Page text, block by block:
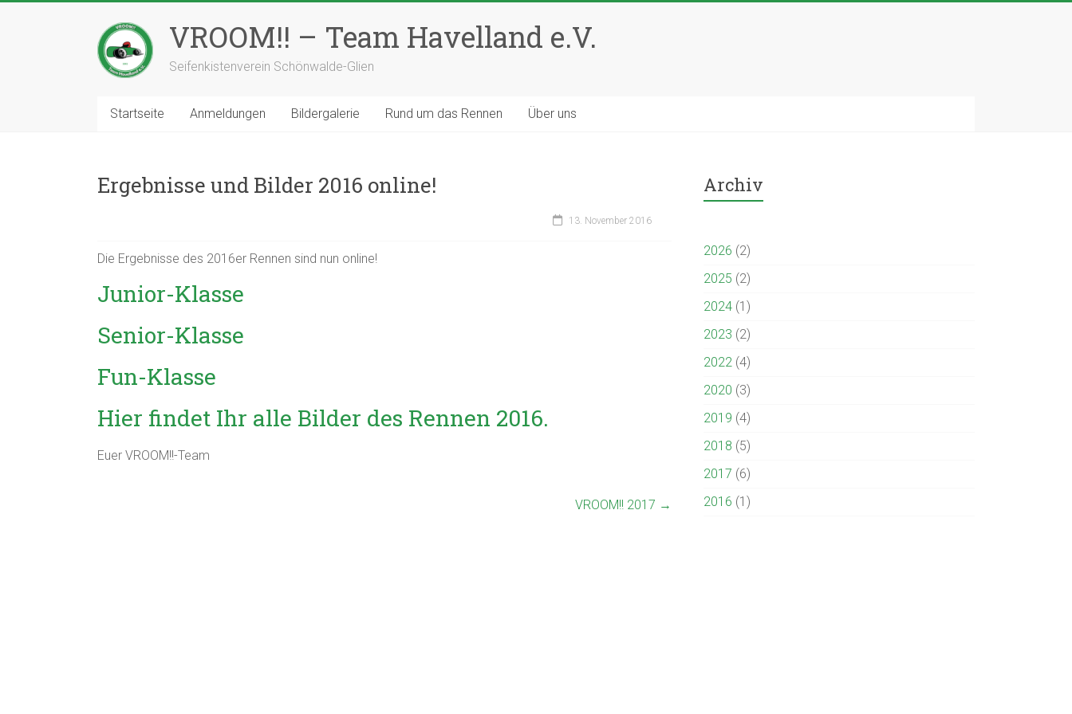
VROOM!! – Team Havelland e.V.
Seifenkistenverein Schönwalde-Glien
Startseite Anmeldungen Bildergalerie Rund um das Rennen Über uns
Ergebnisse und Bilder 2016 online!
13. November 2016
Die Ergebnisse des 2016er Rennen sind nun online!
Junior-Klasse
Senior-Klasse
Fun-Klasse
Hier findet Ihr alle Bilder des Rennen 2016.
Euer VROOM!!-Team
VROOM!! 2017 →
Archiv
2026 (2)
2025 (2)
2024 (1)
2023 (2)
2022 (4)
2020 (3)
2019 (4)
2018 (5)
2017 (6)
2016 (1)